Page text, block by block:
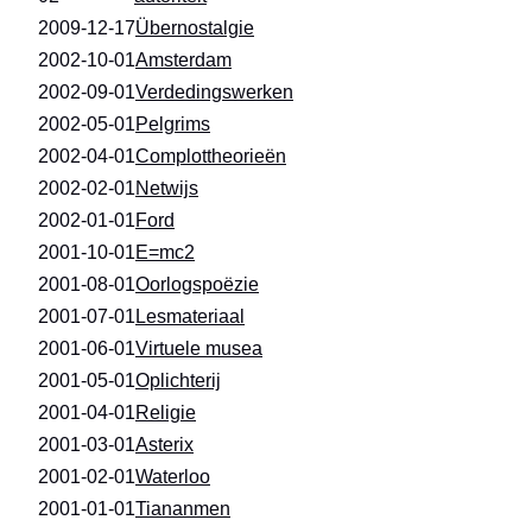
2009-12-17Übernostalgie
2002-10-01Amsterdam
2002-09-01Verdedingswerken
2002-05-01Pelgrims
2002-04-01Complottheorieën
2002-02-01Netwijs
2002-01-01Ford
2001-10-01E=mc2
2001-08-01Oorlogspoëzie
2001-07-01 Lesmateriaal
2001-06-01Virtuele musea
2001-05-01Oplichterij
2001-04-01Religie
2001-03-01Asterix
2001-02-01Waterloo
2001-01-01Tiananmen